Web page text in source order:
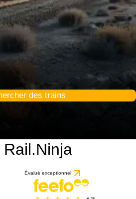
des trains
Évalué exceptionnel